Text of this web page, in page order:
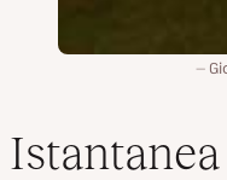
Istantanea